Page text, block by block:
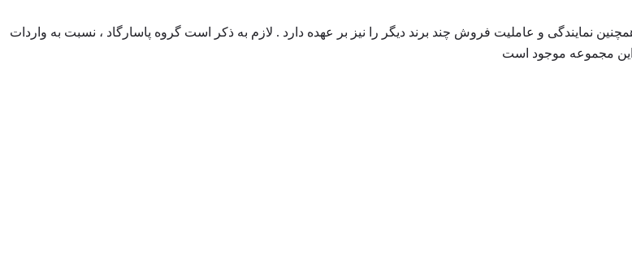
نمایندگی و عاملیت فروش چند برند دیگر را نیز بر عهده دارد . لازم به ذکر است گروه پاسارگاد ، نسبت به واردات
این مجموعه موجود است